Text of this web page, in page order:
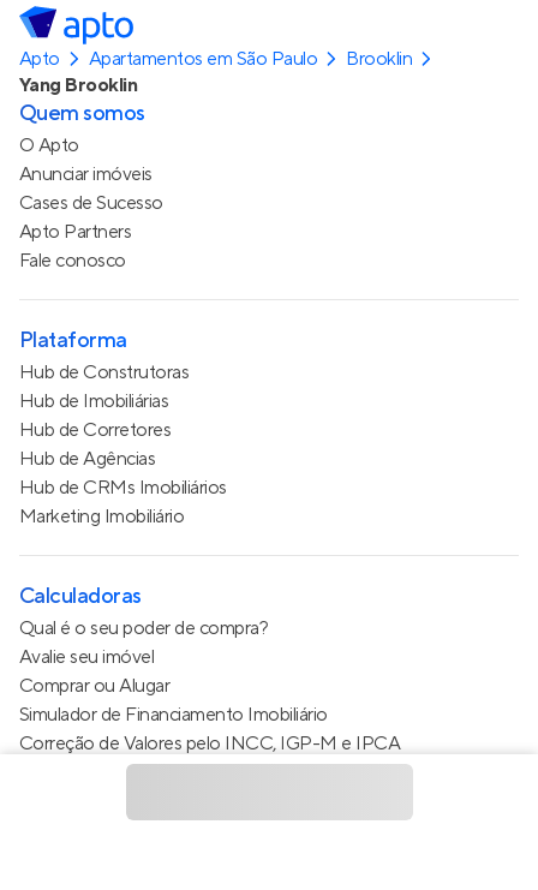
Apto Apartamentos em São Paulo
Brooklin
Yang Brooklin
Quem somos
O Apto
Anunciar imóveis
Cases de Sucesso
Apto Partners
Fale conosco
Plataforma
Hub de Construtoras
Hub de Imobiliárias
Hub de Corretores
Hub de Agências
Hub de CRMs Imobiliários
Marketing Imobiliário
Calculadoras
Qual é o seu poder de compra?
Avalie seu imóvel
Comprar ou Alugar
Simulador de Financiamento Imobiliário
Correção de Valores pelo INCC, IGP-M e IPCA
Estimativa de valor do condomínio